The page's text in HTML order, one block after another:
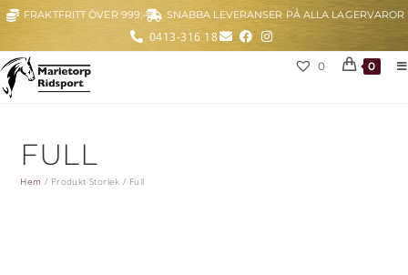
FRAKTFRITT ÖVER 999:- SNABBA LEVERANSER PÅ ALLA LAGERVAROR
0413-316 18
0 0
FULL
Hem / Produkt Storlek / Full